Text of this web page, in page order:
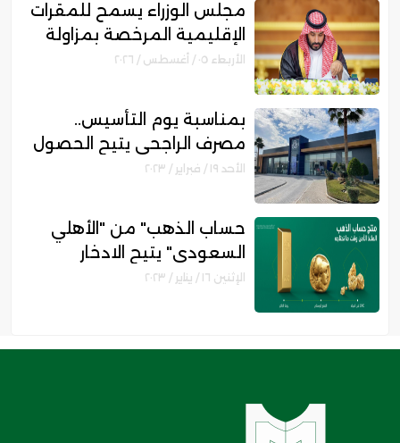
مجلس الوزراء يسمح للمقرات
الإقليمية المرخصة بمزاولة
الأنشطة المالية عابرة الحدود
الأربعاء ٠٥ / أغسطس / ٢٠٢٦
بمناسبة يوم التأسيس..
مصرف الراجحي يتيح الحصول
على تمويل شخصي بدون
والشروط
الأحد ١٩ / فبراير / ٢٠٢٣
حساب الذهب" من "الأهلي
السعودي" يتيح الادخار
والاستثمار في الذهب .. تعرف
الإثنين ١٦ / يناير / ٢٠٢٣